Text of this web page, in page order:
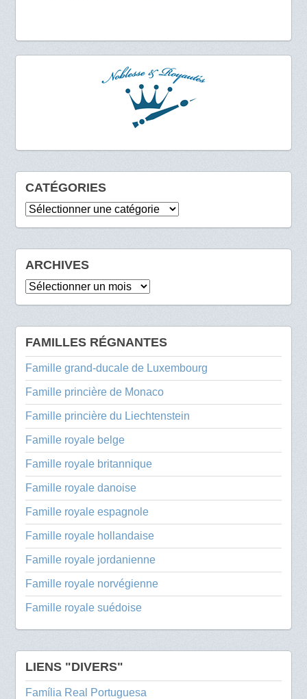
CATÉGORIES
Catégories
ARCHIVES
Archives
FAMILLES RÉGNANTES
Famille grand-ducale de Luxembourg
Famille princière de Monaco
Famille princière du Liechtenstein
Famille royale belge
Famille royale britannique
Famille royale danoise
Famille royale espagnole
Famille royale hollandaise
Famille royale jordanienne
Famille royale norvégienne
Famille royale suédoise
LIENS "DIVERS"
Família Real Portuguesa